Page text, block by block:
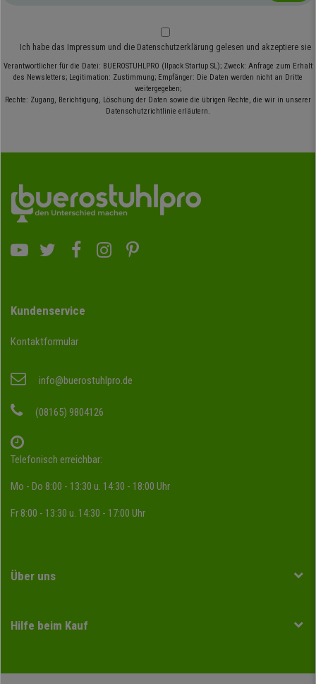
Ich habe das Impressum und die Datenschutzerklärung gelesen und akzeptiere sie
Verantwortlicher für die Datei: BUEROSTUHLPRO (Ilpack Startup SL); Zweck: Anfrage zum Erhalt
des Newsletters; Legitimation: Zustimmung; Empfänger: Die Daten werden nicht an Dritte
weitergegeben;
Rechte: Zugang, Berichtigung, Löschung der Daten sowie die übrigen Rechte, die wir in unserer
Datenschutzrichtlinie erläutern.
Kundenservice
Kontaktformular
info@buerostuhlpro.de
(08165) 9804126
Telefonisch erreichbar:
Mo - Do 8:00 - 13:30 u. 14:30 - 18:00 Uhr
Fr 8:00 - 13:30 u. 14:30 - 17:00 Uhr
Über uns
Hilfe beim Kauf